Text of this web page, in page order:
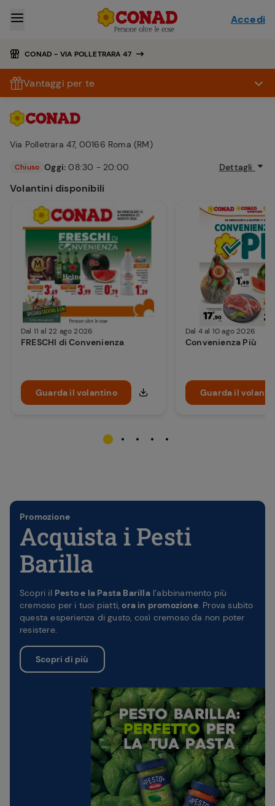
CONAD - VIA POLLETRARA 47
Accedi
Vantaggi per te
Via Polletrara 47, 00166 Roma (RM)
Chiuso Oggi: 08:30 - 20:00 Dettagli
Volantini disponibili
Dal 11 al 22 ago 2026
FRESCHI di Convenienza
Guarda il volantino
Dal 4 al 10 ago 2026
Convenienza Più
Guarda il
Promozione
Acquista i Pesti
Barilla
Scopri il Pesto e la Pasta Barillal’abbinamento più
cremoso per i tuoi piatti,ora in promozione. Prova subito
questa esperienza di gusto, così cremoso da non poter
resistere.
Scopri di più